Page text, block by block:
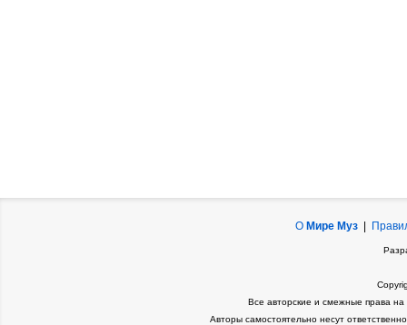
О Мире Муз|
Все авторские и смежные права
Авторы самостоятельно несут